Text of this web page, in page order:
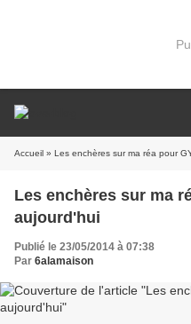
Accueil » Les enchères sur ma réa pour
Les enchères sur ma
aujourd'hui
Publié le 23/05/2014 à 07:38
Par 6alamaison